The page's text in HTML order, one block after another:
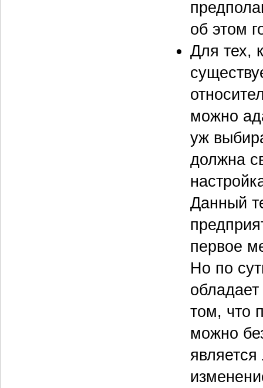
об этом
Для тех,
можно
уж
должна
Данный
первое
Но по
том, что
можно